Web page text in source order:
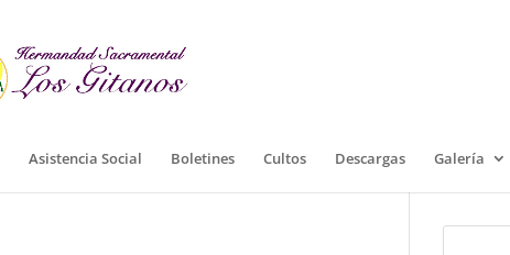
Asistencia Social Boletines Cultos Descargas Galería